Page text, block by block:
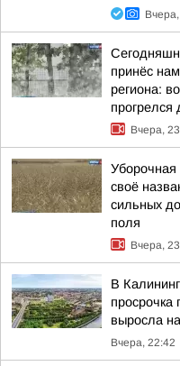
принёс
региона:
прогрелся
Вчера,
Уборочная
своё
сильных
поля
Вчера,
В
просрочка
выросла
Вчера, 22:42